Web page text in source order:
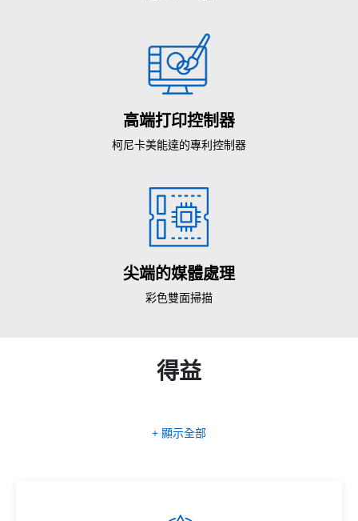
高端打印控制器
柯尼卡美能達的專利控制器
尖端的媒體處理
彩色雙面掃描
得益
+ 顯示全部